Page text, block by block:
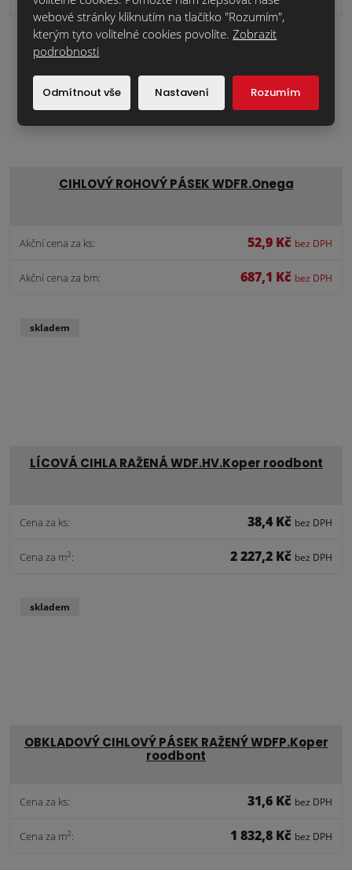
CIHLOVÝ ROHOVÝ PÁSEK WDFR.Onega
Akční cena za ks: 52,9 Kč bez DPH
Akční cena za bm: 687,1 Kč bez DPH
skladem
LÍCOVÁ CIHLA RAŽENÁ WDF.HV.Koper roodbont
Cena za ks: 38,4 Kč bez DPH
Cena za m2: 2 227,2 Kč bez DPH
skladem
OBKLADOVÝ CIHLOVÝ PÁSEK RAŽENÝ WDFP.Koper
roodbont
Cena za ks: 31,6 Kč bez DPH
Cena za m2: 1 832,8 Kč bez DPH
skladem
webové stránky kliknutím na tlačítko "Rozumím",
kterým tyto volitelné cookies povolíte.Zobrazit
podrobnosti
Odmítnout vše Nastavení Rozumím